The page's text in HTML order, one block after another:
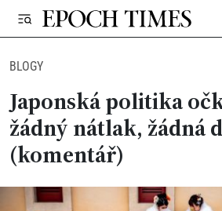
BLOGY
Japonská politika
žádný nátlak, žádná
(komentář)